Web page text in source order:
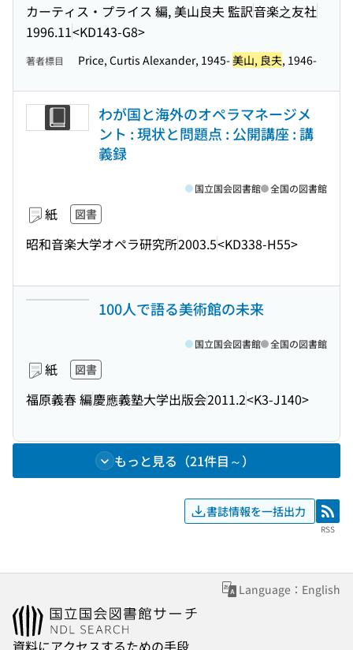
カーティス・プライス 編, 美山良夫 監訳音楽之友社
1996.11<KD143-G8>
著者標目 Price, Curtis Alexander, 1945-美山, 良夫, 1946-
わが国と海外のオペラマネージメ
ント : 現状と問題点 : 公開講座 : 講
義録
紙 図書
昭和音楽大学オペラ研究所2003.5<KD338-H55>
国立国会図書館 全国の図書館
100人で語る美術館の未来
紙 図書
福原義春 編慶應義塾大学出版会2011.2<K3-J140>
国立国会図書館 全国の図書館
もっと見る（21件目～）
書誌情報を一括出力 RSS
RSS
Language：English
資料にアクセスするための手段